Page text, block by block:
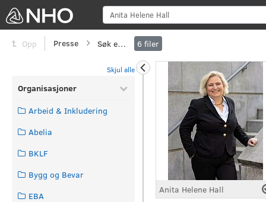
Opp Presse Søk etter 6filer
Skjul alle
Organisasjoner
Arbeid & Inkludering
Abelia
BKLF
Bygg og Bevar
EBA
Anita Helene Hall